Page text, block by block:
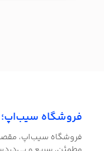
فروشگاه سیب‌اپ؛
فروشگاه سیب‌اپ، مقصد